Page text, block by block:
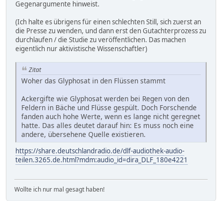
Gegenargumente hinweist.
(Ich halte es übrigens für einen schlechten Still, sich zuerst an
die Presse zu wenden, und dann erst den Gutachterprozess zu
durchlaufen / die Studie zu veröffentlichen. Das machen
eigentlich nur aktivistische Wissenschaftler)
Zitat
Woher das Glyphosat in den Flüssen stammt
Ackergifte wie Glyphosat werden bei Regen von den
Feldern in Bäche und Flüsse gespült. Doch Forschende
fanden auch hohe Werte, wenn es lange nicht geregnet
hatte. Das alles deutet darauf hin: Es muss noch eine
andere, übersehene Quelle existieren.
https://share.deutschlandradio.de/dlf-audiothek-audio-
teilen.3265.de.html?mdm:audio_id=dira_DLF_180e4221
Wollte ich nur mal gesagt haben!